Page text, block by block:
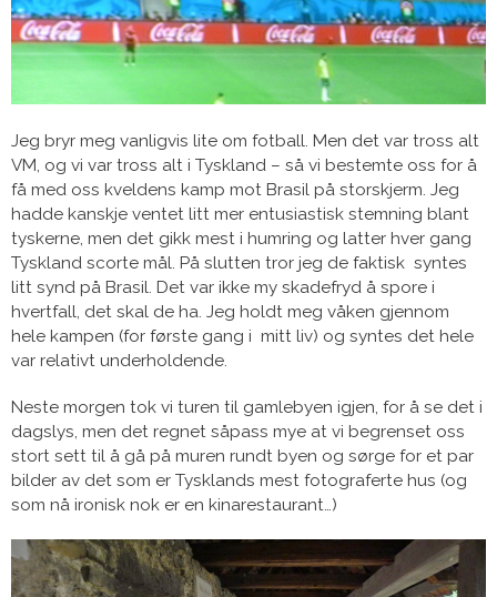
Jeg bryr meg vanligvis lite om fotball. Men det var tross alt
VM, og vi var tross alt i Tyskland – så vi bestemte oss for å
få med oss kveldens kamp mot Brasil på storskjerm. Jeg
hadde kanskje ventet litt mer entusiastisk stemning blant
tyskerne, men det gikk mest i humring og latter hver gang
Tyskland scorte mål. På slutten tror jeg de faktisk syntes
litt synd på Brasil. Det var ikke my skadefryd å spore i
hvertfall, det skal de ha. Jeg holdt meg våken gjennom
hele kampen (for første gang i mitt liv) og syntes det hele
var relativt underholdende.
Neste morgen tok vi turen til gamlebyen igjen, for å se det i
dagslys, men det regnet såpass mye at vi begrenset oss
stort sett til å gå på muren rundt byen og sørge for et par
bilder av det som er Tysklands mest fotograferte hus (og
som nå ironisk nok er en kinarestaurant…)